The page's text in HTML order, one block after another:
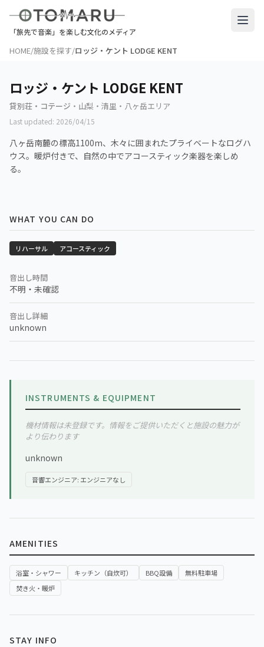
「旅先で音楽」を楽しむ文化のメディア
HOME/施設を探す/ロッジ・ケント LODGE KENT
ロッジ・ケント LODGE KENT
貸別荘・コテージ ・ 山梨・清里・八ヶ岳エリア
Last updated: 2026/04/15
八ヶ岳南麓の標高1100m、木々に囲まれたプライベートなログハ
ウス。暖炉付きで、自然の中でアコースティック楽器を楽しめ
る。
WHAT YOU CAN DO
リハーサル アコースティック
音出し時間
不明・未確認
音出し詳細
unknown
INSTRUMENTS & EQUIPMENT
機材情報は未登録です。情報をご提供いただくと施設の魅力が
より伝わります
unknown
音響エンジニア: エンジニアなし
AMENITIES
浴室・シャワー キッチン（自炊可） BBQ設備
無料駐車場
焚き火・暖炉
STAY INFO